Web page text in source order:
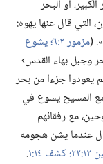
او البحر
التي قال عنها يهوه:‏
(‏مزمور ٢:‏٦؛‏
يشوع
وجبل بهاء القدس›
يعودوا جزءا من بحر
مع المسيح يسوع في
مع رفقائهم
عندما يشن هجومه
كشف ١٤:‏١
‏.‏